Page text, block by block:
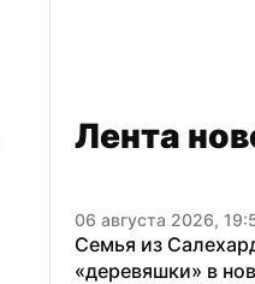
Лента
06 августа 2026,
Семья из
«деревяшки» в